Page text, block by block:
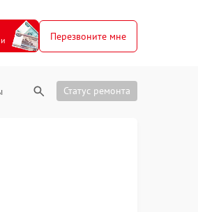
Перезвоните мне
Статус ремонта